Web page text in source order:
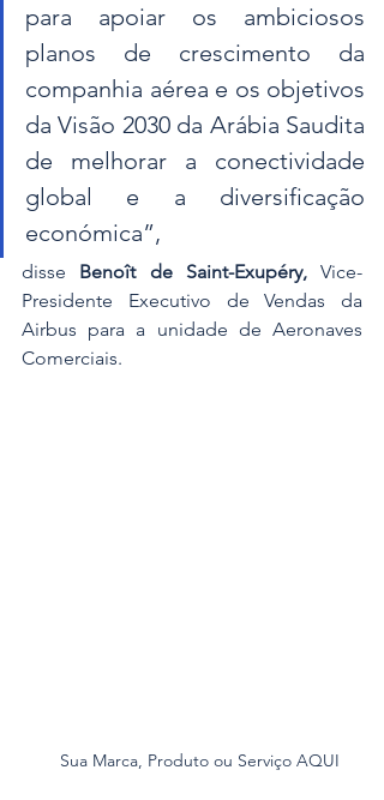
para apoiar os ambiciosos
planos de crescimento da
companhia aérea e os objetivos
da Visão 2030 da Arábia Saudita
de melhorar a conectividade
global e a diversificação
económica”,
disse Benoît de Saint-Exupéry, Vice-
Presidente Executivo de Vendas da
Airbus para a unidade de Aeronaves
Comerciais.
Sua Marca, Produto ou Serviço AQUI